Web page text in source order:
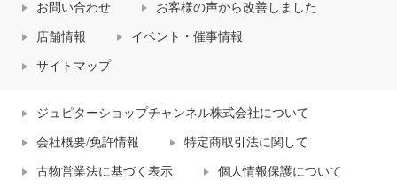
お問い合わせ お客様の声から改善しました
店舗情報 イベント・催事情報
サイトマップ
ジュピターショップチャンネル株式会社について
会社概要/免許情報 特定商取引法に関して
古物営業法に基づく表示 個人情報保護について